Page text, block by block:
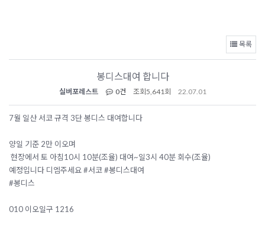
목록
봉디스대여 합니다
실버포레스트 0건 조회 5,641회 22.07.01
7월 일산 서코 규격 3단 봉디스 대여합니다
양일 기준 2만 이오며
현장에서 토 아침10시 10분(조율) 대여~일3시 40분 회수(조율)
예정입니다 디엠주세요 #서코 #봉디스대여
#봉디스
010 이오일구 1216